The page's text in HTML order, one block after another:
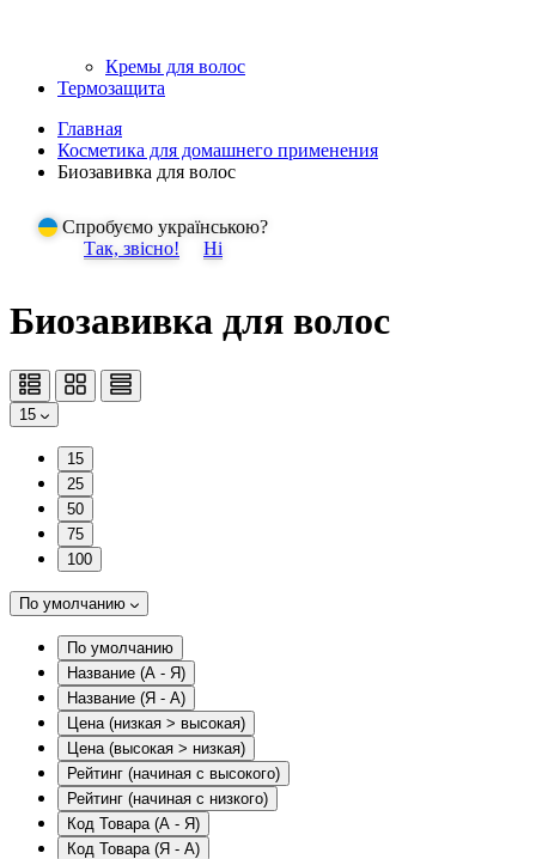
Кремы для волос
Термозащита
Главная
Косметика для домашнего применения
Биозавивка для волос
Спробуємо українською?
Так, звісно!
Ні
Биозавивка для волос
15
15
25
50
75
100
По умолчанию
По умолчанию
Название (А - Я)
Название (Я - А)
Цена (низкая > высокая)
Цена (высокая > низкая)
Рейтинг (начиная с высокого)
Рейтинг (начиная с низкого)
Код Товара (А - Я)
Код Товара (Я - А)